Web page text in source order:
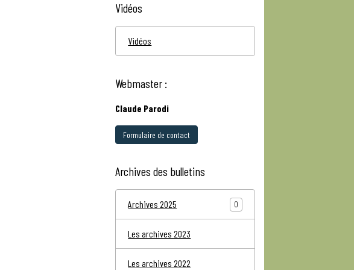
Vidéos
Vidéos
Webmaster :
Claude Parodi
Formulaire de contact
Archives des bulletins
Archives 2025 0
Les archives 2023
Les archives 2022